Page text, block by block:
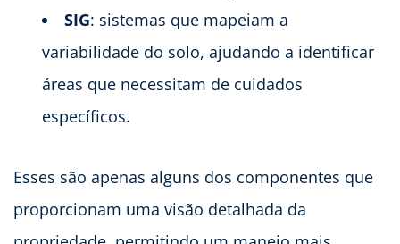
SIG: sistemas que mapeiam a
variabilidade do solo, ajudando a identificar
áreas que necessitam de cuidados
específicos.
Esses são apenas alguns dos componentes que
proporcionam uma visão detalhada da